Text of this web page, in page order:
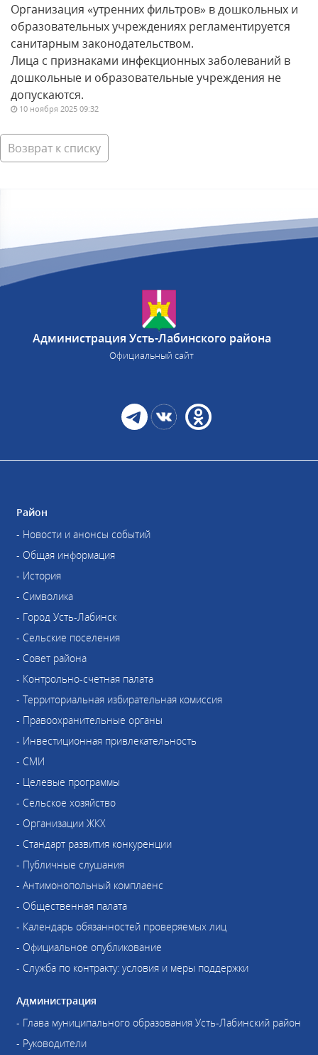
Организация «утренних фильтров» в дошкольных и
образовательных учреждениях регламентируется
санитарным законодательством.
Лица с признаками инфекционных заболеваний в
дошкольные и образовательные учреждения не
допускаются.
10 ноября 2025 09:32
Возврат к списку
Администрация Усть-Лабинского района
Официальный сайт
Район
- Новости и анонсы событий
- Общая информация
- История
- Символика
- Город Усть-Лабинск
- Сельские поселения
- Совет района
- Контрольно-счетная палата
- Территориальная избирательная комиссия
- Правоохранительные органы
- Инвестиционная привлекательность
- СМИ
- Целевые программы
- Сельское хозяйство
- Организации ЖКХ
- Стандарт развития конкуренции
- Публичные слушания
- Антимонопольный комплаенс
- Общественная палата
- Календарь обязанностей проверяемых лиц
- Официальное опубликование
- Служба по контракту: условия и меры поддержки
Администрация
- Глава муниципального образования Усть-Лабинский район
- Руководители